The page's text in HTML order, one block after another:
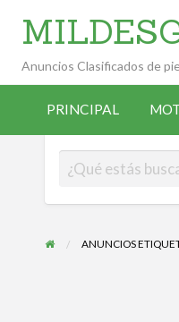
VEHÍCULOS
COMPLETOS
Anuncios Clasificados de
PRINCIPAL
ANUNCIOS